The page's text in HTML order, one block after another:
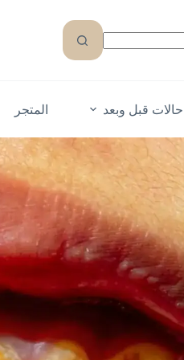
حالات قبل وبعد المتجر